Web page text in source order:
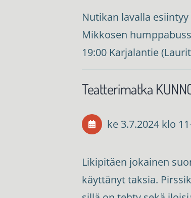
Nutikan lavalla
Mikkosen
19:00 Karjalantie
Teatterimatka
ke 3.7.2024 klo 11
Likipitäen jokainen
käyttänyt taksia.